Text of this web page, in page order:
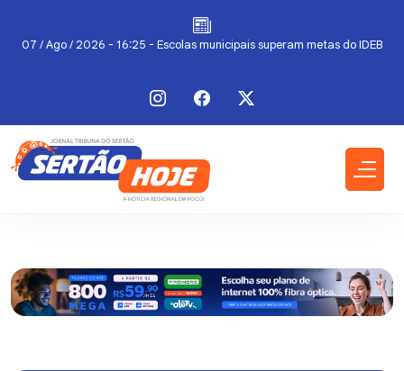
07 / Ago / 2026 - 16:25 - Escolas municipais superam metas do IDEB